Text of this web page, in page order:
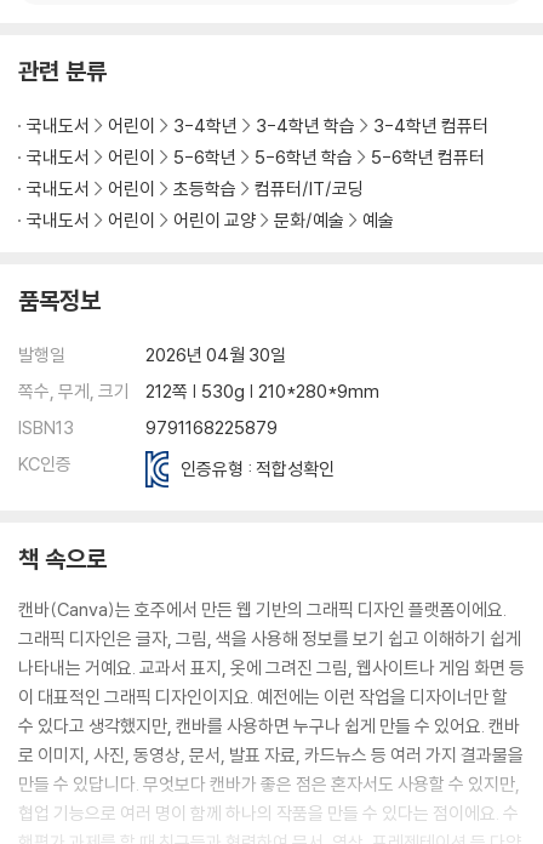
Day15. 움직이는 나라 소개 포스터 [6학년 사회]
Day16. 내 꿈을 이루어줄 비전보드 [6학년 도덕]
도전! 미션 해결! 제주도 여행 보드판을 만들어볼까요?
도전! 미션 해결! 나를 가장 잘 표현해 주는 미래 명함을 만들어볼까요?
Day19. 매력적인 유튜브 섬네일 [6학년 실과]
도전! 미션 해결! 나만의 동영상 섬네일을 만들어볼까요?
Day21. 나의 상상이 펼쳐지는 그림책 [5학년 국어]
도전! 미션 해결! 내 머릿속 이야기를 그림책으로 만들어볼까요?
캔바 부록
교사와 학생을 위한 캔바 사용법
관련 분류
국내도서 어린이 3-4학년 3-4학년 학습
3-4학년 컴퓨터
국내도서
어린이 5-6학년 5-6학년 학습
5-6학년 컴퓨터
국내도서
어린이 초등학습
컴퓨터/IT/코딩
국내도서
어린이 어린이 교양 문화/예술 예술
품목정보
발행일
2026년 04월 30일
쪽수, 무게, 크기
212쪽 | 530g | 210*280*9mm
ISBN13
9791168225879
KC인증
인증유형 : 적합성확인
책 속으로
캔바(Canva)는 호주에서 만든 웹 기반의 그래픽 디자인 플랫폼이에요.
그래픽 디자인은 글자, 그림, 색을 사용해 정보를 보기 쉽고 이해하기 쉽게
나타내는 거예요. 교과서 표지, 옷에 그려진 그림, 웹사이트나 게임 화면 등
이 대표적인 그래픽 디자인이지요. 예전에는 이런 작업을 디자이너만 할
수 있다고 생각했지만, 캔바를 사용하면 누구나 쉽게 만들 수 있어요. 캔바
로 이미지, 사진, 동영상, 문서, 발표 자료, 카드뉴스 등 여러 가지 결과물을
만들 수 있답니다. 무엇보다 캔바가 좋은 점은 혼자서도 사용할 수 있지만,
협업 기능으로 여러 명이 함께 하나의 작품을 만들 수 있다는 점이에요. 수